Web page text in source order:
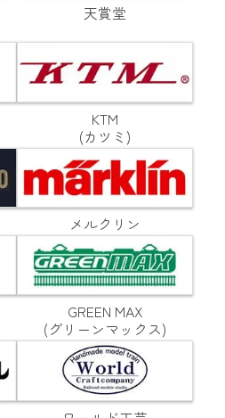
天賞堂
KTM
(カツミ)
メルクリン
GREEN MAX
(グリーンマックス)